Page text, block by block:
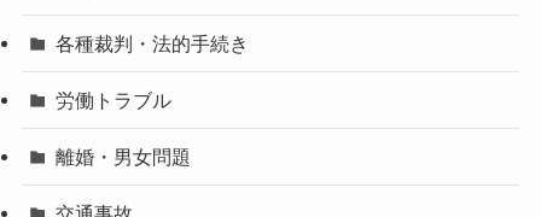
各種裁判・法的手続き
労働トラブル
離婚・男女問題